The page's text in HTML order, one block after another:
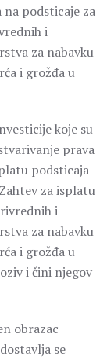
na podsticaje za
i
za nabavku
i grožđa u
koje su
prava
podsticaja
za isplatu
i
za nabavku
i grožđa u
i čini njegov
obrazac
se